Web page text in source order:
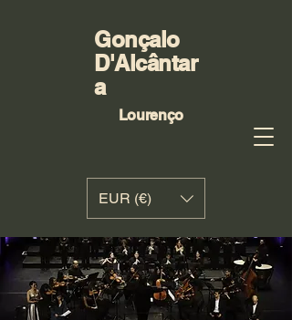
Gonçalo
D'Alcântar
a
Lourenço
EUR (€)